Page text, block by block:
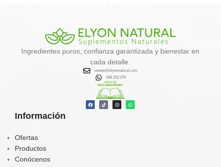
Información
Ofertas
Productos
Conócenos
Ingredientes puros, confianza garantizada y bienestar en
cada detalle.
ventas@elyonnatural.com
948 152 076